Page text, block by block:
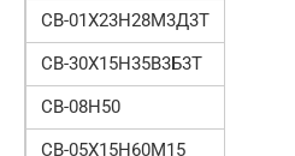
СВ-01Х23Н28М3Д3Т
СВ-30Х15Н35В3Б3Т
СВ-08Н50
СВ-05Х15Н60М15